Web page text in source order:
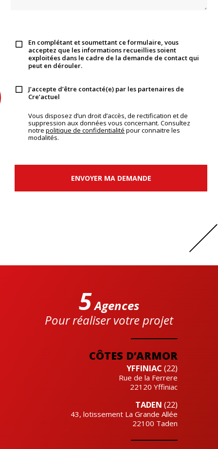
En complétant et soumettant ce formulaire, vous
acceptez que les informations recueillies soient
exploitées dans le cadre de la demande de contact qui
peut en dérouler.
J’accepte d’être contacté(e) par les partenaires de
Cre’actuel
Vous disposez d’un droit d’accès, de rectification et de
suppression aux données vous concernant. Consultez
notrepolitique de confidentialité pour connaitre les
modalités.
ENVOYER MA DEMANDE
CÔTES D’ARMOR
YFFINIAC (22)
Rue de la Ferrere
22120 Yffiniac
TADEN (22)
43, lotissement La Grande Allée
22100 Taden
5Agences
Pour réaliser votre projet